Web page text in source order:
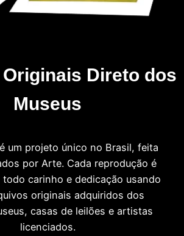
Direto dos
Museus
um projeto único no Brasil, feita
por Arte. Cada reprodução é
todo carinho e dedicação usando
originais adquiridos dos
casas de leilões e artistas
licenciados.